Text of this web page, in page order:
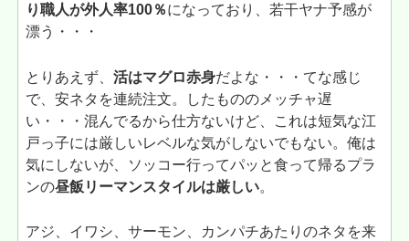
り職人が外人率100％になっており、若干ヤナ予感が
漂う・・・
とりあえず、活はマグロ赤身だよな・・・てな感じ
で、安ネタを連続注文。したもののメッチャ遅
い・・・混んでるから仕方ないけど、これは短気な江
戸っ子には厳しいレベルな気がしないでもない。俺は
気にしないが、ソッコー行ってパッと食って帰るプラ
ンの昼飯リーマンスタイルは厳しい。
アジ、イワシ、サーモン、カンパチあたりのネタを来